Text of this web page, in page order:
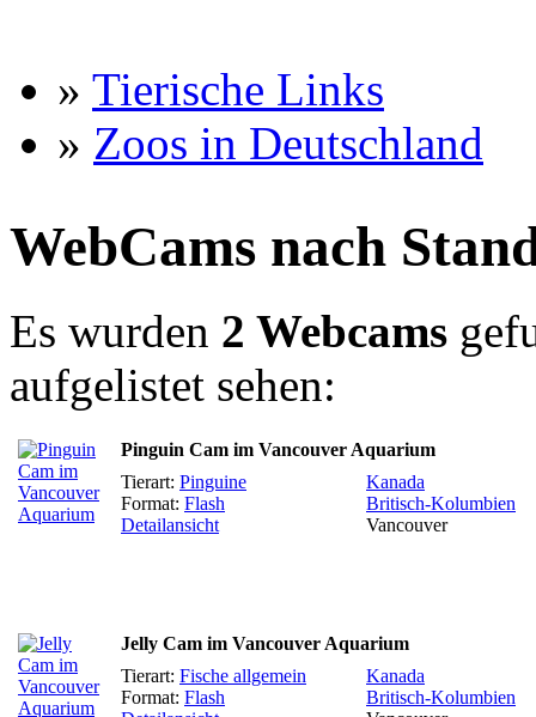
» Tierische Links
» Zoos in Deutschland
WebCams nach
Es wurden 2 Webcams
aufgelistet sehen:
Pinguin Cam im Vancouver Aquarium
Tierart: Pinguine
Format: Flash
Detailansicht
Kanada
Britisch-Kolumbien
Vancouver
Jelly Cam im Vancouver Aquarium
Tierart: Fische allgemein
Format: Flash
Kanada
Britisch-Kolumbien